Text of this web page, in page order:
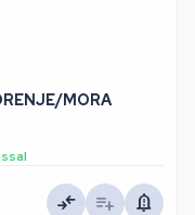
MORA